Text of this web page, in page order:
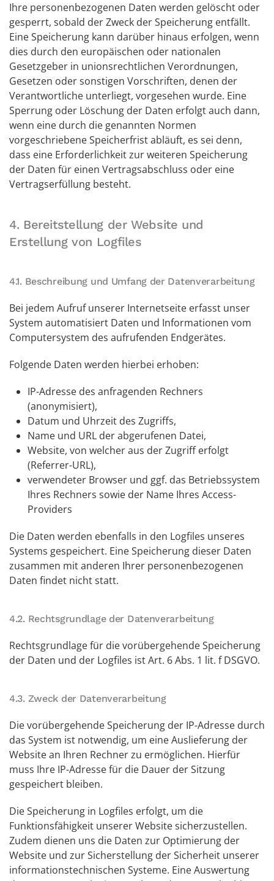
Ihre personenbezogenen Daten werden gelöscht oder
gesperrt, sobald der Zweck der Speicherung entfällt.
Eine Speicherung kann darüber hinaus erfolgen, wenn
dies durch den europäischen oder nationalen
Gesetzgeber in unionsrechtlichen Verordnungen,
Gesetzen oder sonstigen Vorschriften, denen der
Verantwortliche unterliegt, vorgesehen wurde. Eine
Sperrung oder Löschung der Daten erfolgt auch dann,
wenn eine durch die genannten Normen
vorgeschriebene Speicherfrist abläuft, es sei denn,
dass eine Erforderlichkeit zur weiteren Speicherung
der Daten für einen Vertragsabschluss oder eine
Vertragserfüllung besteht.
4. Bereitstellung der Website und
Erstellung von Logfiles
4.1. Beschreibung und Umfang der Datenverarbeitung
Bei jedem Aufruf unserer Internetseite erfasst unser
System automatisiert Daten und Informationen vom
Computersystem des aufrufenden Endgerätes.
Folgende Daten werden hierbei erhoben:
IP-Adresse des anfragenden Rechners
(anonymisiert),
Datum und Uhrzeit des Zugriffs,
Name und URL der abgerufenen Datei,
Website, von welcher aus der Zugriff erfolgt
(Referrer-URL),
verwendeter Browser und ggf. das Betriebssystem
Ihres Rechners sowie der Name Ihres Access-
Providers
Die Daten werden ebenfalls in den Logfiles unseres
Systems gespeichert. Eine Speicherung dieser Daten
zusammen mit anderen Ihrer personenbezogenen
Daten findet nicht statt.
4.2. Rechtsgrundlage der Datenverarbeitung
Rechtsgrundlage für die vorübergehende Speicherung
der Daten und der Logfiles ist Art. 6 Abs. 1 lit. f DSGVO.
4.3. Zweck der Datenverarbeitung
Die vorübergehende Speicherung der IP-Adresse durch
das System ist notwendig, um eine Auslieferung der
Website an Ihren Rechner zu ermöglichen. Hierfür
muss Ihre IP-Adresse für die Dauer der Sitzung
gespeichert bleiben.
Die Speicherung in Logfiles erfolgt, um die
Funktionsfähigkeit unserer Website sicherzustellen.
Zudem dienen uns die Daten zur Optimierung der
Website und zur Sicherstellung der Sicherheit unserer
informationstechnischen Systeme. Eine Auswertung